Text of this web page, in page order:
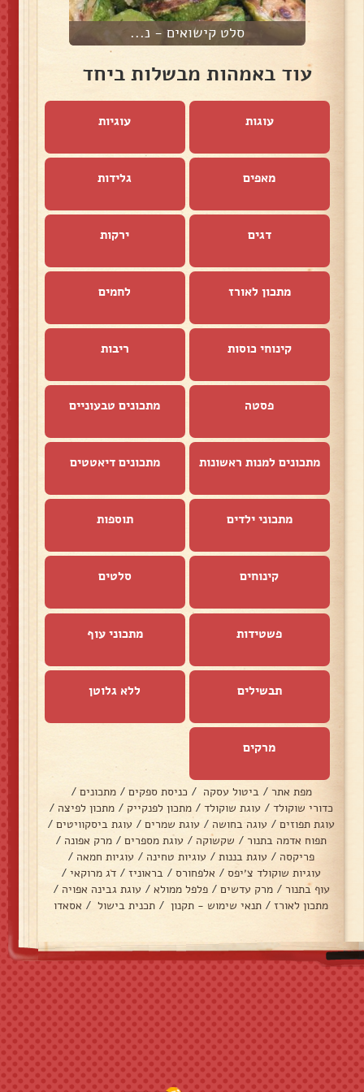
סלט קישואים - נ...
עוד באמהות מבשלות ביחד
עוגות עוגיות
מאפים גלידות
דגים ירקות
מתכון לאורז לחמים
קינוחי כוסות ריבות
פסטה מתכונים טבעוניים
מתכונים למנות ראשונות מתכונים דיאטטים
מתכוני ילדים תוספות
קינוחים סלטים
פשטידות מתכוני עוף
תבשילים ללא גלוטן
מרקים
מפת אתר / ביטול עסקה / כניסת ספקים / מתכונים /
כדורי שוקולד / עוגת שוקולד / מתכון לפנקייק / מתכון לפיצה /
עוגת תפוזים / עוגה בחושה / עוגת שמרים / עוגת ביסקוויטים /
תפוח אדמה בתנור / שקשוקה / עוגת מספרים / מרק אפונה /
פריקסה / עוגת בננות / עוגיות טחינה / עוגיות חמאה /
עוגיות שוקולד צ׳יפס / אלפחורס / בראוניז / דג מרוקאי /
עוף בתנור / מרק עדשים / פלפל ממולא / עוגת גבינה אפויה /
מתכון לאורז / תנאי שימוש - תקנון / תכנית בישול / אסאדו